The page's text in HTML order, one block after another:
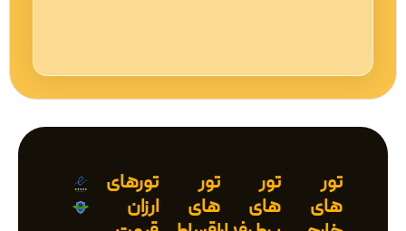
تور
های
تور
های
تور
های
تورهای
ارزان